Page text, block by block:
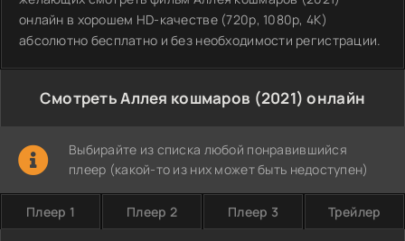
онлайн в хорошем HD-качестве (720p, 1080p, 4K)
абсолютно бесплатно и без необходимости регистрации.
Смотреть Аллея кошмаров (2021) онлайн
Выбирайте из списка любой понравившийся
плеер (какой-то из них может быть недоступен)
Плеер 1 Плеер 2 Плеер 3 Трейлер